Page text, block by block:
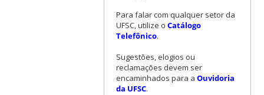
Para falar com qualquer setor da
UFSC, utilize o Catálogo
Telefônico.
Sugestões, elogios ou
reclamações devem ser
encaminhados para a Ouvidoria
da UFSC.